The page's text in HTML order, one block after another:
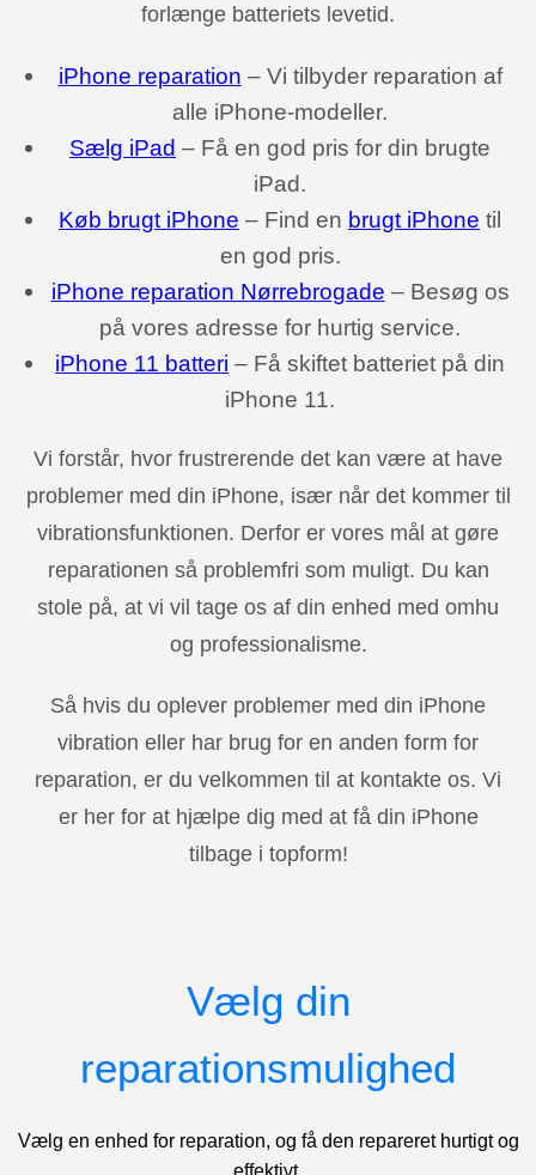
forlænge batteriets levetid.
iPhone reparation – Vi tilbyder reparation af
alle iPhone-modeller.
Sælg iPad – Få en god pris for din brugte
iPad.
Køb brugt iPhone – Find en brugt iPhone til
en god pris.
iPhone reparation Nørrebrogade – Besøg os
på vores adresse for hurtig service.
iPhone 11 batteri – Få skiftet batteriet på din
iPhone 11.
Vi forstår, hvor frustrerende det kan være at have
problemer med din iPhone, især når det kommer til
vibrationsfunktionen. Derfor er vores mål at gøre
reparationen så problemfri som muligt. Du kan
stole på, at vi vil tage os af din enhed med omhu
og professionalisme.
Så hvis du oplever problemer med din iPhone
vibration eller har brug for en anden form for
reparation, er du velkommen til at kontakte os. Vi
er her for at hjælpe dig med at få din iPhone
tilbage i topform!
Vælg din
reparationsmulighed
Vælg en enhed for reparation, og få den repareret hurtigt og
effektivt.